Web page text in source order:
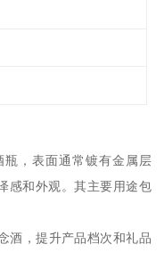
，表面通常镀有金属层
感和外观。其主要用途包
酒，提升产品档次和礼品